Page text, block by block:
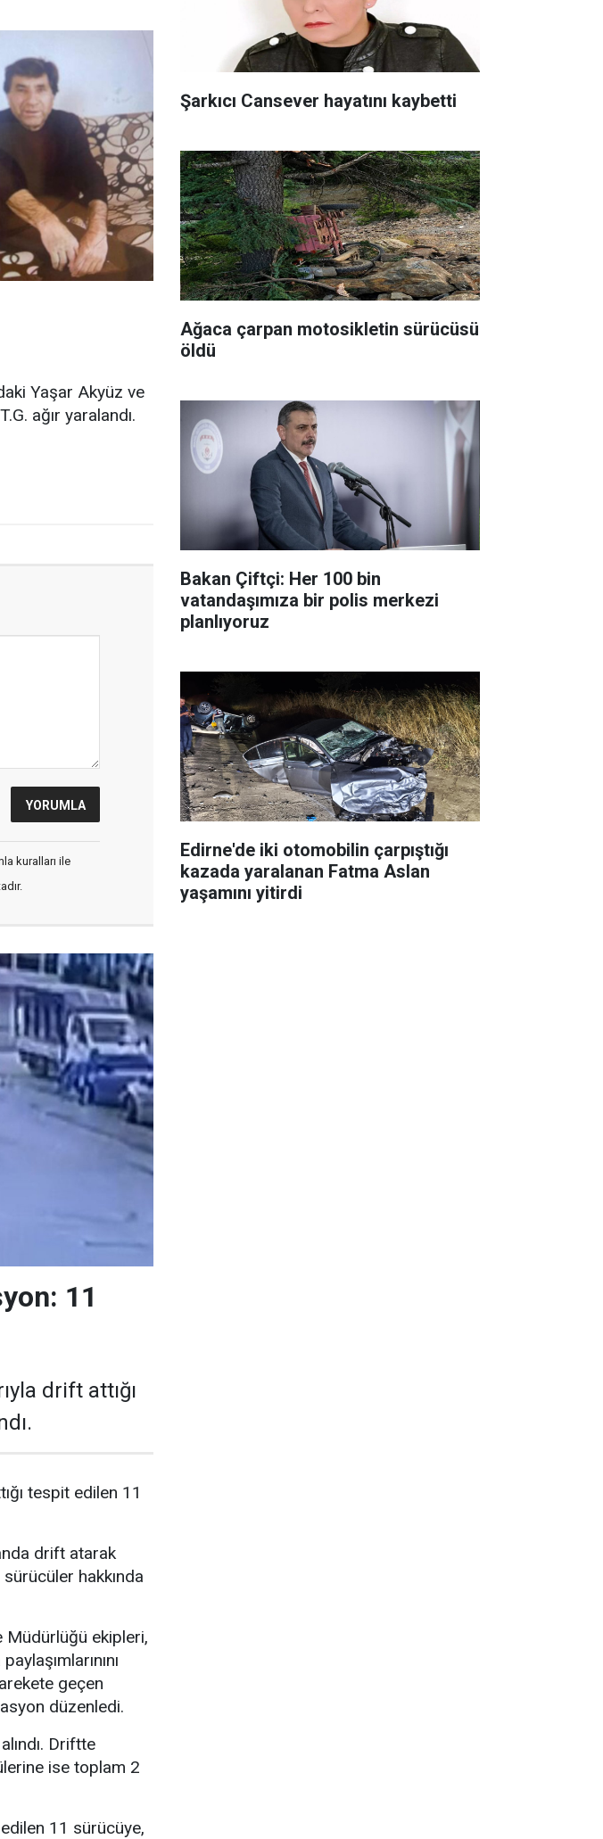
Yaşar Akyüz ve
ağır yaralandı.
kuralları ile
11
drift attığı
tespit edilen 11
drift atarak
hakkında
Müdürlüğü ekipleri,
geçen
düzenledi.
Driftte
ise toplam 2
11 sürücüye,
Şarkıcı Cansever hayatını kaybetti
Ağaca çarpan motosikletin sürücüsü
öldü
Bakan Çiftçi: Her 100 bin
vatandaşımıza bir polis merkezi
planlıyoruz
Edirne'de iki otomobilin çarpıştığı
kazada yaralanan Fatma Aslan
yaşamını yitirdi